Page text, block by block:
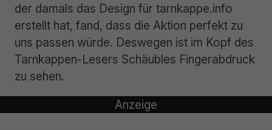
der damals das Design für tarnkappe.info
erstellt hat, fand, dass die Aktion perfekt zu
uns passen würde. Deswegen ist im Kopf des
Tarnkappen-Lesers Schäubles Fingerabdruck
zu sehen.